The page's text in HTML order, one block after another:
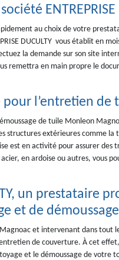
ENTREPRISE
au choix de votre
DUCULTY vous établit en
la demande sur son site
remettra en main propre le
l’entretien de
de tuile Monleon
structures extérieures comme
est en activité pour assurer des
en ardoise ou autres, vous
un prestataire
et de
et intervenant dans tout
de couverture. À cet
et le démoussage de